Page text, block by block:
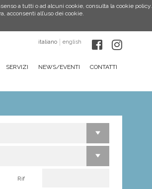
a tutti o ad alcuni cookie, consulta la cookie policy.
acconsenti all’uso dei cookie.
italiano english
SERVIZI NEWS/EVENTI CONTATTI
Rif